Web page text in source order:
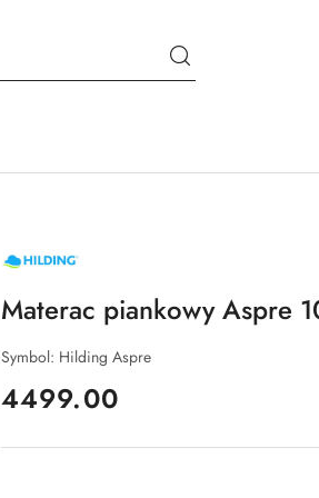
NAZWA
PRODUCENTA:
Materac piankowy Aspre
Symbol: Hilding Aspre
cena:
4499.00